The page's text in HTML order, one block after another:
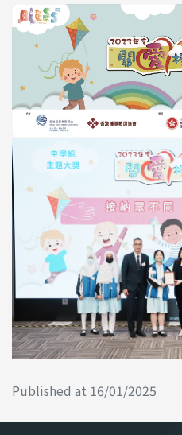
Published at 16/01/2025